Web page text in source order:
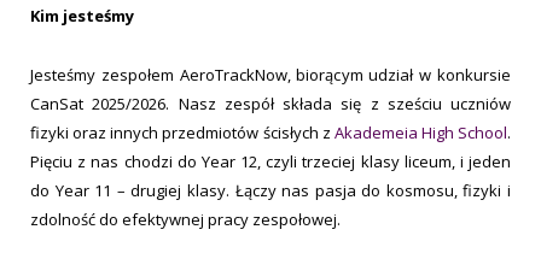
Kim jesteśmy
Jesteśmy zespołem AeroTrackNow, biorącym udział w konkursie
CanSat 2025/2026. Nasz zespół składa się z sześciu uczniów
fizyki oraz innych przedmiotów ścisłych z Akademeia High School.
Pięciu z nas chodzi do Year 12, czyli trzeciej klasy liceum, i jeden
do Year 11 – drugiej klasy. Łączy nas pasja do kosmosu, fizyki i
zdolność do efektywnej pracy zespołowej.